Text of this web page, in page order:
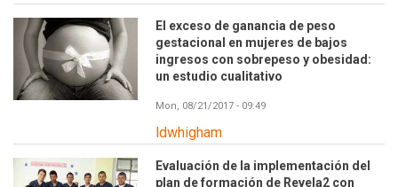
El exceso de ganancia de peso
gestacional en mujeres de bajos
ingresos con sobrepeso y obesidad:
un estudio cualitativo
Mon, 08/21/2017 - 09:49
ldwhigham
Evaluación de la implementación del
plan de formación de Revela2 con